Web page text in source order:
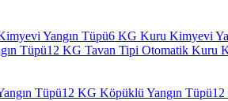
Yangın Tüpü6 KG Kuru Kimyevi
Tüpü12 KG Tavan Tipi Otomatik Kuru
Tüpü12 KG Köpüklü Yangın Tüpü